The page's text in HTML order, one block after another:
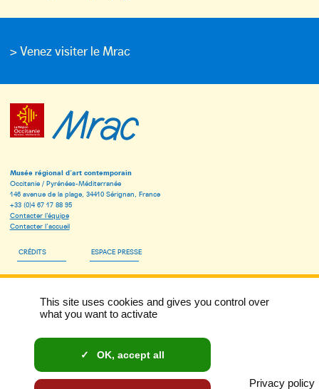
> Venez visiter le Mrac
Musée régional d’art contemporain
Occitanie / Pyrénées-Méditerranée
146 avenue de la plage, 34410 Sérignan, France
+33 (0)4 67 17 88 95
Contacter l’équipe
Contacter l’accueil
CRÉDITS ESPACE PRESSE
ESPACE PÉDAGOGIQUE
INSCRIVEZ-VOUS À LA NEWSLETTER DU MRAC
DONNÉES PERSONNELLES ET COOKIES
ACCESSIBILITÉ : NON CONFORME
This site uses cookies and gives you control over
what you want to activate
OK, accept all
Privacy policy